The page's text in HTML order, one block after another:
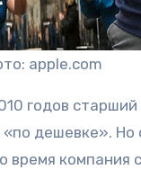
apple.com
годов
дешевке». Но
время